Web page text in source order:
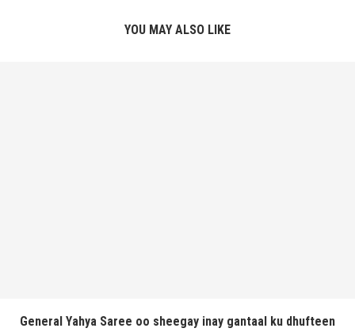
YOU MAY ALSO LIKE
General Yahya Saree oo sheegay inay gantaal ku dhufteen